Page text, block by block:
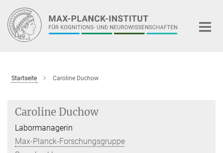
Hauptinhalt
Startseite Caroline Duchow
Caroline Duchow
Labormanagerin
Max-Planck-Forschungsgruppe